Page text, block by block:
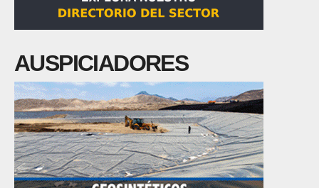
AUSPICIADORES